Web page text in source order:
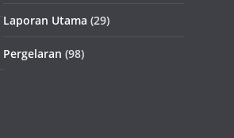
Laporan Utama (29)
Pergelaran (98)